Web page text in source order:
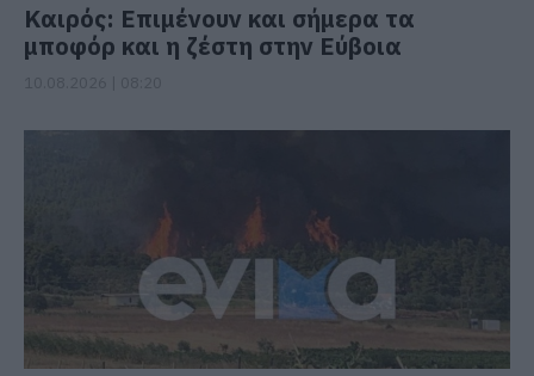
Καιρός: Επιμένουν και σήμερα τα
μποφόρ και η ζέστη στην Εύβοια